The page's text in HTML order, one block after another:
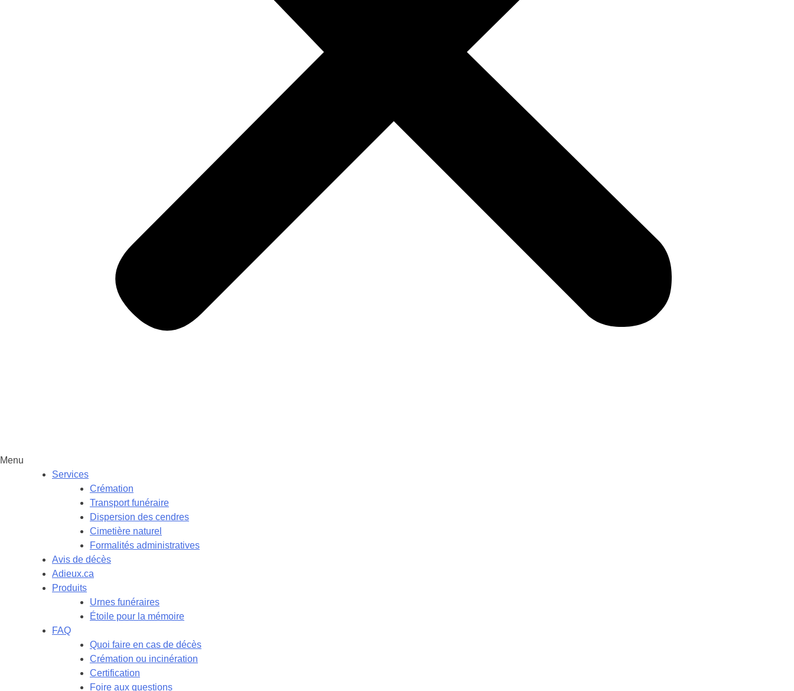
Menu
Services
Crémation
Transport funéraire
Dispersion des cendres
Cimetière naturel
Formalités administratives
Avis de décès
Adieux.ca
Produits
Urnes funéraires
Étoile pour la mémoire
FAQ
Quoi faire en cas de décès
Crémation ou incinération
Certification
Foire aux questions